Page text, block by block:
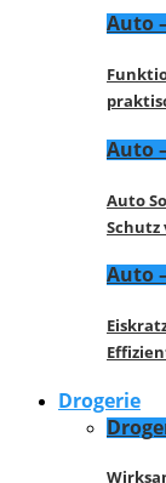
Auto
Auto
Auto
Auto
Drogerie